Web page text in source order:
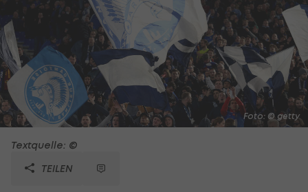
Foto: © getty
Textquelle: ©
TEILEN